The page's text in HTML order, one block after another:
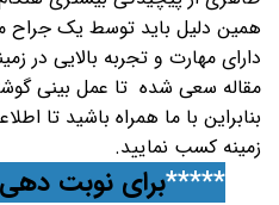
همین دلیل باید توسط یک
دارای مهارت و تجربه بالایی در
مقاله سعی شده تا عمل بینی
بنابراین با ما همراه باشید تا
زمینه کسب نمایید.
*****برای نوبت